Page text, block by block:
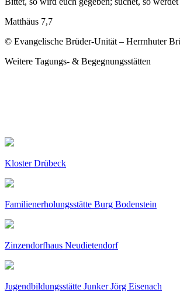
Matthäus 7,7
© Evangelische Brüder-Unität – Herrnhuter
Weitere Tagungs- & Begegnungsstätten
Kloster Drübeck
Familienerholungsstätte Burg Bodenstein
Zinzendorfhaus Neudietendorf
Jugendbildungsstätte Junker Jörg Eisenach